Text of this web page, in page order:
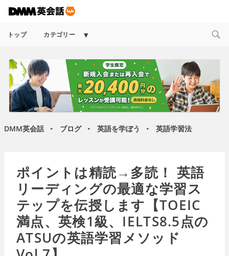
トップ カテゴリー
Expand
menu
DMM英会話 ► ブログ ► 英語を学ぼう ► 英語学習法
ポイントは精読→多読！ 英語
リーディングの最適な学習ス
テップを伝授します【TOEIC
満点、英検1級、IELTS8.5点の
ATSUの英語学習メソッド